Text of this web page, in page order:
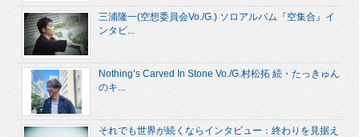
三浦隆一(空想委員会Vo./G.) ソロアルバム『空集合』イ
ンタビ...
Nothing’s Carved In Stone Vo./G.村松拓 続・たっきゅん
のキ...
それでも世界が続くならインタビュー：終わりを見据え